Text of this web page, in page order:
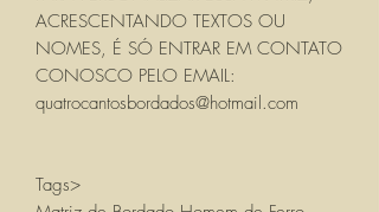
ACRESCENTANDO TEXTOS OU
NOMES, É SÓ ENTRAR EM CONTATO
CONOSCO PELO EMAIL:
quatrocantosbordados@hotmail.com
Tags>